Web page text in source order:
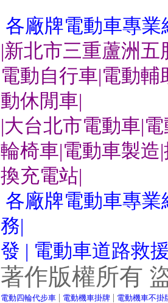
各廠牌電動車專業
|新北市三重蘆洲
電動自行車|電動
動休閒車|
|大台北市電動車|
輪椅車|電動車製造
換充電站|
各廠牌電動車專
務|
發 | 電動車道路救
著作版權所有
電動四輪代步車 | 電動機車掛牌 | 電動機車不掛